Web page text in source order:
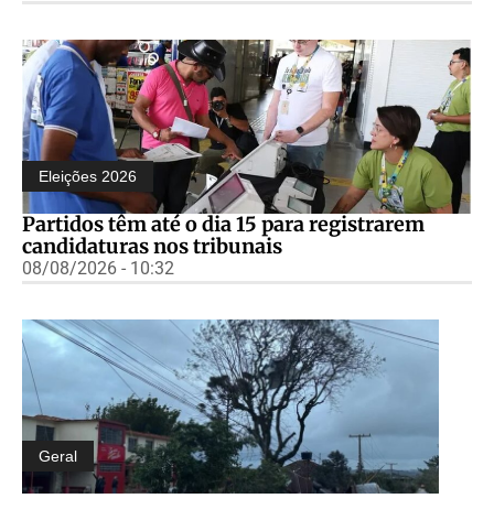
Eleições 2026
Partidos têm até o dia 15 para registrarem
candidaturas nos tribunais
08/08/2026 - 10:32
Geral